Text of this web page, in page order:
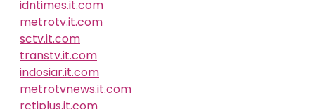
idntimes.it.com
metrotv.it.com
sctv.it.com
transtv.it.com
indosiar.it.com
metrotvnews.it.com